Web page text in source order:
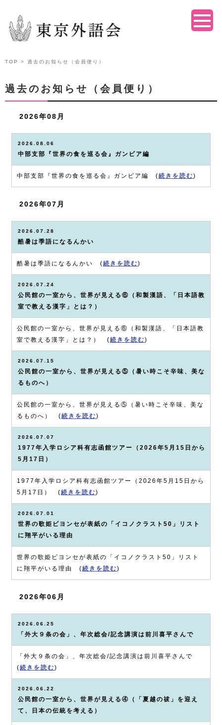
TOP > 過去のお知らせ（会員便り）
過去のお知らせ（会員便り）
2026年08月
2026.08.06
中部支部『世界の食を巡る会』ガンビア編
中部支部『世界の食を巡る会』ガンビア編 ( 続きを読む )
2026年07月
2026.07.28
酷暑は季語になるんかい
酷暑は季語になるんかい ( 続きを読む )
2026.07.24
公民館の一室から、世界が見える⑥（和製漢語、「日本語教
室で教える漢字」とは？）
公民館の一室から、世界が見える⑥（和製漢語、「日本語教
室で教える漢字」とは？） ( 続きを読む )
2026.07.15
公民館の一室から、世界が見える⑤（暑い時こそ辛味、美な
るものへ）
公民館の一室から、世界が見える⑤（暑い時こそ辛味、美な
るものへ） ( 続きを読む )
2026.07.07
1977年入学ロシア科有志函館ツアー（2026年5月15日から
5月17日）
1977年入学ロシア科有志函館ツアー（2026年5月15日から
5月17日） ( 続きを読む )
2026.07.01
世界の歌姫ビヨンセが表紙の「イコノクラスト50」リスト
に翔平がいる理由
世界の歌姫ビヨンセが表紙の「イコノクラスト50」リスト
に翔平がいる理由 ( 続きを読む )
2026年06月
2026.06.25
「外大９条の会」、年次総会/記念講演は前川喜平さんで
「外大９条の会」、年次総会/記念講演は前川喜平さんで
( 続きを読む )
2026.06.22
公民館の一室から、世界が見える④（「夏越の祓」を迎え
て、日本の伝統を考える）